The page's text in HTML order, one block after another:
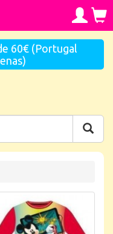
60€ (Portugal